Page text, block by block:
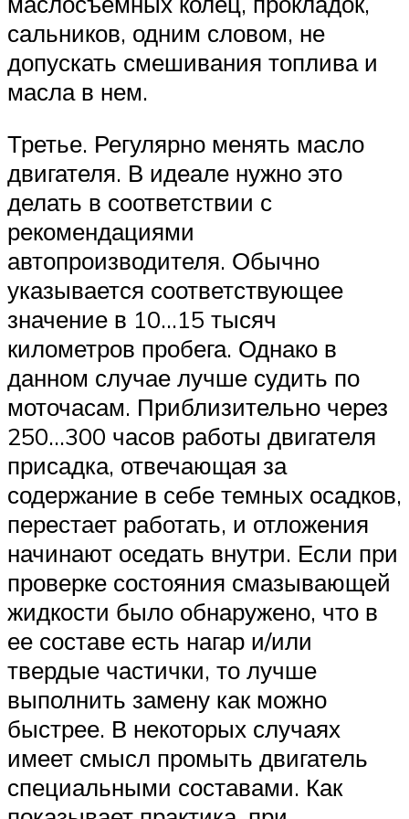
сальников, одним словом, не
допускать смешивания топлива и
масла в нем.
Третье. Регулярно менять масло
двигателя. В идеале нужно это
делать в соответствии с
рекомендациями
автопроизводителя. Обычно
указывается соответствующее
значение в 10…15 тысяч
километров пробега. Однако в
данном случае лучше судить по
моточасам. Приблизительно через
250…300 часов работы двигателя
присадка, отвечающая за
содержание в себе темных осадков,
перестает работать, и отложения
начинают оседать внутри. Если при
проверке состояния смазывающей
жидкости было обнаружено, что в
ее составе есть нагар и/или
твердые частички, то лучше
выполнить замену как можно
быстрее. В некоторых случаях
имеет смысл промыть двигатель
специальными составами. Как